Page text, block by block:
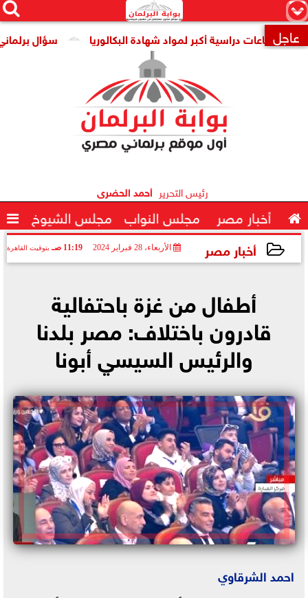
×


 عاجل سؤال برلماني عن ساعات دراسية أكبر لمواد شهادة البكالوريا
رئيس التحرير أحمد الحضرى
 أخبار مصر مجلس النواب مجلس الشيوخ 
أخبار مصر الأربعاء، 28 فبراير 2024 11:19 صـ بتوقيت القاهرة
أطفال من غزة باحتفالية
قادرون باختلاف: مصر بلدنا
والرئيس السيسي أبونا
احمد الشرقاوي